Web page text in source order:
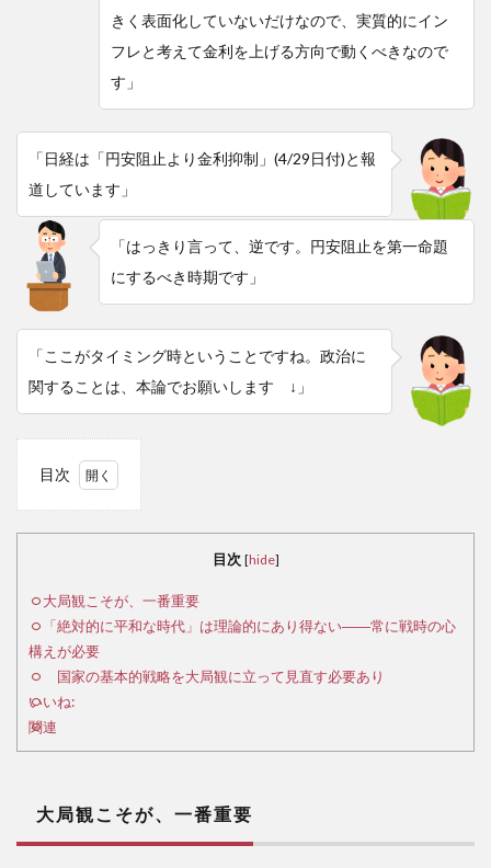
きく表面化していないだけなので、実質的にイン
フレと考えて金利を上げる方向で動くべきなので
す」
「日経は「円安阻止より金利抑制」(4/29日付)と報
道しています」
「はっきり言って、逆です。円安阻止を第一命題
にするべき時期です」
「ここがタイミング時ということですね。政治に
関することは、本論でお願いします ↓」
目次
が、
一番
重要
「絶
対的
時
代」
目次 [hide]
大局観こそが、一番重要
「絶対的に平和な時代」は理論的にあり得ない――常に戦時の心
構えが必要
国家の基本的戦略を大局観に立って見直す必要あり
いいね:
関連
大局観こそが、一番重要